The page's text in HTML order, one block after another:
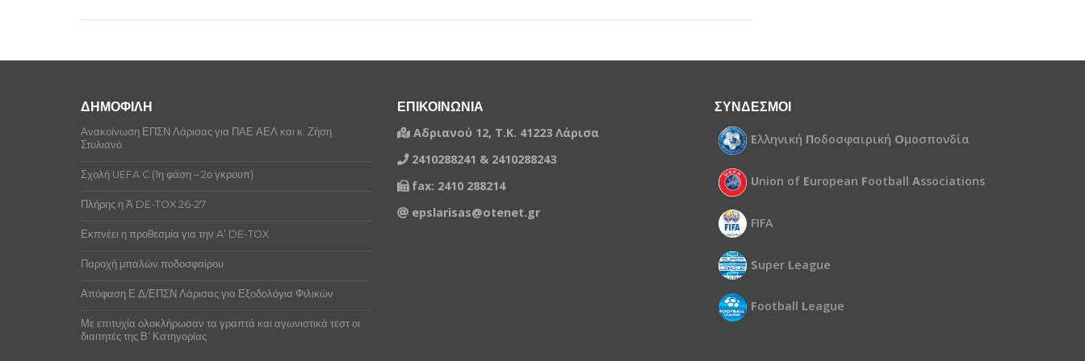
ΔΗΜΟΦΙΛΗ
Ανακοίνωση ΕΠΣΝ Λάρισας για ΠΑΕ ΑΕΛ και κ. Ζήση
Στυλιανό.
Σχολή UEFA C (1η φάση – 2ο γκρουπ)
Πλήρης η Ά DE-TOX 26-27
Εκπνέει η προθεσμία για την A’ DE-TOX
Παροχή μπαλών ποδοσφαίρου
Απόφαση Ε.Δ/ΕΠΣΝ Λάρισας για Εξοδολόγια Φιλικών
Με επιτυχία ολοκλήρωσαν τα γραπτά και αγωνιστικά τεστ οι
διαιτητές της Β’ Κατηγορίας
ΕΠΙΚΟΙΝΩΝΙΑ
Αδριανού 12, Τ.Κ. 41223 Λάρισα
2410288241 & 2410288243
fax: 2410 288214
epslarisas@otenet.gr
ΣΥΝΔΕΣΜΟΙ
Ελληνική Ποδοσφαιρική Ομοσπονδία
Union of European Football Associations
FIFA
Super League
Football League